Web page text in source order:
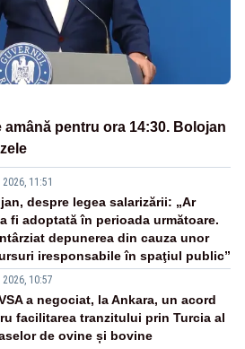
pentru ora 14:30. Bolojan
11:51
despre legea salarizării: „Ar
fi adoptată în perioada următoare.
depunerea din cauza unor
iresponsabile în spaţiul public”
10:57
a negociat, la Ankara, un acord
facilitarea tranzitului prin Turcia al
de ovine și bovine